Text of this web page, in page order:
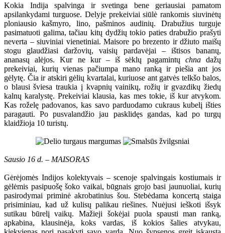
Kokia Indija spalvinga ir svetinga bene geriausiai pamatom
apsilankydami turguose. Delyje prekeiviai siūlė rankomis siuvinėtų
ploniausio kašmyro, lino, pašminos audinių. Drabužius turguje
pasimatuoti galima, tačiau kitų dydžių tokio paties drabužio prašyti
neverta – siuviniai vienetiniai. Maisore po brezento ir džiuto maišų
stogu glaudžiasi daržovių, vaisių pardavėjai – ištisos bananų,
ananasų alėjos. Kur ne kur – iš sėklų pagamintų chnadažų
prekeiviai, kurių vienas pačiumpa mano ranką ir piešia ant jos
gėlytę. Čia ir atskiri gėlių kvartalai, kuriuose ant gatvės telkšo balos,
o blausi šviesa traukia į kvapnių vainikų, rožių ir gvazdikų žiedų
kalnų karalystę. Prekeiviai klausia, kas mes tokie, iš kur atvykom.
Kas roželę padovanos, kas savo parduodamo cukraus kubelį išties
paragauti. Po pusvalandžio jau pasklidęs gandas, kad po turgų
klaidžioja 10 turistų.
Sausio 16 d. – MAISORAS
Gėrėjomės Indijos kolektyvais – scenoje spalvingais kostiumais ir
gėlėmis pasipuošę šoko vaikai, būgnais grojo basi jaunuoliai, kurių
pasirodymai priminė akrobatinius šou. Stebėdama koncertą staiga
prisiminiau, kad už kulisų palikau riešines. Nuėjusi ieškoti išsyk
sutikau būrelį vaikų. Mažieji šokėjai puola spausti man ranką,
apkabina, klausinėja, koks vardas, iš kokios šalies atvykau,